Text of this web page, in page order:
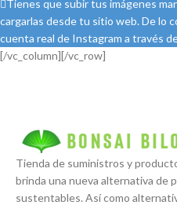
Tienes que subir tus imágenes
cargarlas desde tu sitio web. De lo
cuenta real de Instagram a través
[/vc_column][/vc_row]
Tienda de suministros y
brinda una nueva alternativa de
sustentables. Así como